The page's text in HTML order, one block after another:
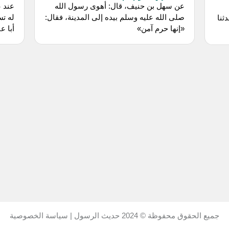
عن سهل بن حنيف، قال: أهوى رسول الله
صلى الله عليه وسلم بيده إلى المدينة، فقال:
«إنها حرم آمن»
عند
له
أبا
جميع الحقوق محفوظة © 2024 حديث الرسول | سياسة الخصوصية